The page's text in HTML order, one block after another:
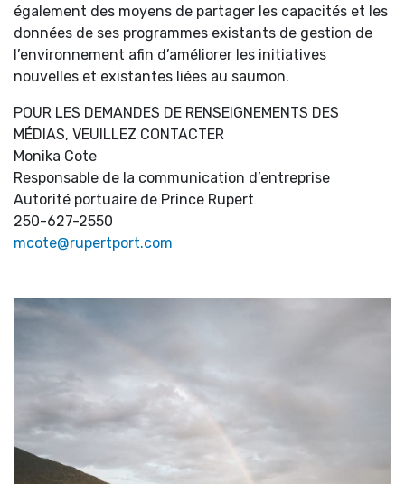
également des moyens de partager les capacités et les
données de ses programmes existants de gestion de
l’environnement afin d’améliorer les initiatives
nouvelles et existantes liées au saumon.
POUR LES DEMANDES DE RENSEIGNEMENTS DES
MÉDIAS, VEUILLEZ CONTACTER
Monika Cote
Responsable de la communication d’entreprise
Autorité portuaire de Prince Rupert
250-627-2550
mcote@rupertport.com